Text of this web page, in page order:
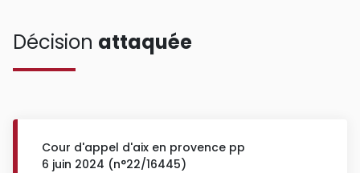
Décision attaquée
Cour d'appel d'aix en provence pp
6 juin 2024 (n°22/16445)